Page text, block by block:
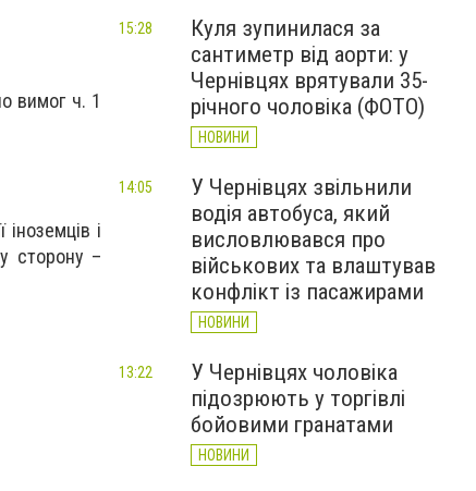
вимог ч. 1
і
сторону –
Куля зупинилася за
сантиметр від аорти: у
Чернівцях врятували 35-
річного чоловіка (ФОТО)
НОВИНИ
15:28
У Чернівцях звільнили
водія автобуса, який
висловлювався про
військових та влаштував
конфлікт із пасажирами
НОВИНИ
14:05
У Чернівцях чоловіка
підозрюють у торгівлі
бойовими гранатами
НОВИНИ
13:22